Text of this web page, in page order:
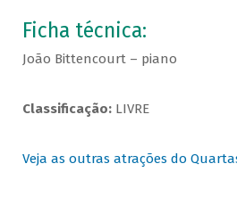
Ficha técnica:
João Bittencourt – piano
Classificação:LIVRE
Veja as outras atrações do